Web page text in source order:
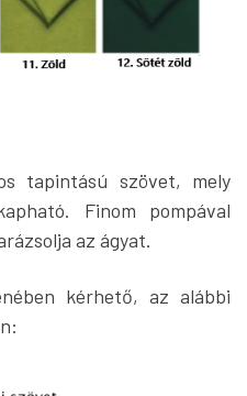
tapintású szövet, mely
Finom pompával
az ágyat.
kérhető, az alábbi